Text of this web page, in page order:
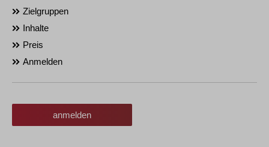
Zielgruppen
Inhalte
Preis
Anmelden
anmelden